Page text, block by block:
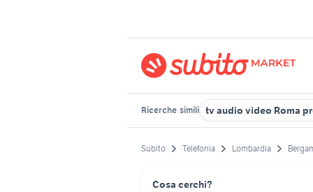
Ricerche simili tv audio video Roma
Subito Telefonia Lombardia
Cosa cerchi?